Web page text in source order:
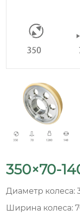
350×70-
Диаметр колеса:
Ширина колеса: